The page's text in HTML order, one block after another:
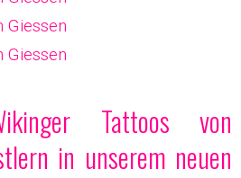
Tattoos von
in unserem neuen